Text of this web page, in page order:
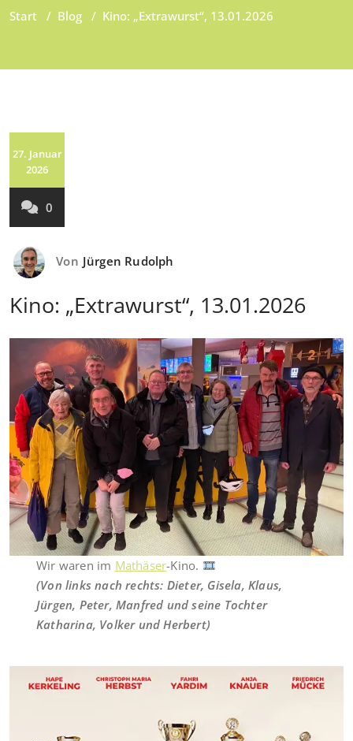
Start / Blog / Kino: „Extrawurst“, 13.01.2026
27. Januar
2026
0
Von Jürgen Rudolph
Kino: „Extrawurst“, 13.01.2026
Wir waren im Mathäser-Kino.
(Von links nach rechts: Dieter, Gisela, Klaus,
Jürgen, Peter, Manfred und seine Tochter
Katharina, Volker und Herbert)